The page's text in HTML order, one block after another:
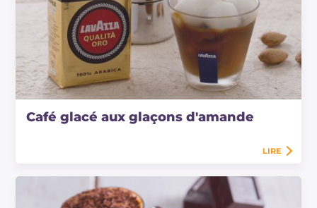
Café glacé aux glaçons d'amande
LIRE